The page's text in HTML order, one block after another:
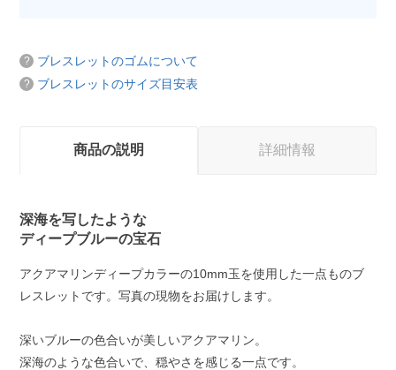
ブレスレットのゴムについて
ブレスレットのサイズ目安表
商品の説明 詳細情報
深海を写したような
ディープブルーの宝石
アクアマリンディープカラーの10mm玉を使用した一点ものブ
レスレットです。写真の現物をお届けします。
深いブルーの色合いが美しいアクアマリン。
深海のような色合いで、穏やさを感じる一点です。